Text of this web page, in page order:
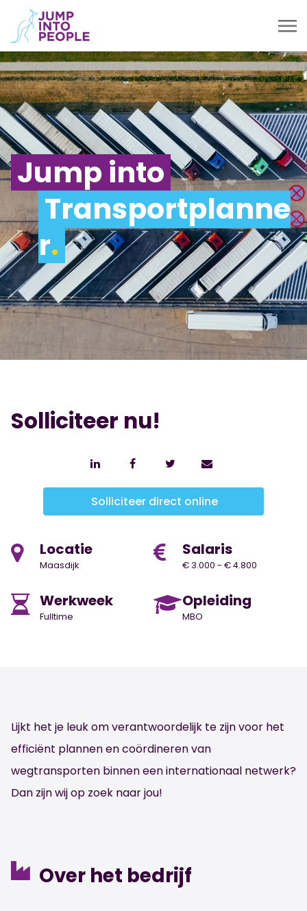
Jump into
Transportplanne
r.
Solliciteer nu!
Solliciteer direct online
Locatie
Maasdijk
Salaris
€ 3.000 - € 4.800
Werkweek
Fulltime
Opleiding
MBO
Lijkt het je leuk om verantwoordelijk te zijn voor het
efficiënt plannen en coördineren van
wegtransporten binnen een internationaal netwerk?
Dan zijn wij op zoek naar jou!
Over het bedrijf